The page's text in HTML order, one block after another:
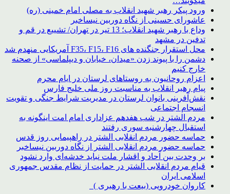
ورود پیکر رهبر شهید انقلاب به مصلی امام خمینی (ره)
عاشورای حسینی از نگاه دوربین نیساخبر
وداع با رهبر شهید انقلاب؛ 13 تیر در تهران/ تشییع در قم و
تدفین در مشهد
محل استقرار جنگنده های F35، F15، F16 آمریکایی منهدم شد
دشمن را با پیوند زدن «میدان، خیابان و دیپلماسی» از صحنه
خارج کنیم
اعزام روحانیون به روستاهای لرستان در ایام محرم
پیام رهبر انقلاب به مناسبت روز ملی خلیج فارس
نقش‌آفرینی بانوان لرستان در مدیریت شرایط جنگی و تقویت
انسجام اجتماعی
مردم الشتر در شب هفدهم عزاداری امام امت اینگونه به
استقبال چهارشنبه سوری رفتند
حماسه حضور مردم انقلابی الشتر در راهپیمایی روز قدس
حماسه حضور مردم انقلابی الشتر از نگاه دوربین نیساخبر
بر وحدت بین آحاد و اقشار ملت نباید خدشه‌ای وارد نشود
قیام مردم انقلابی الشتر در حمایت از نظام مقدس جمهوری
اسلامی ایران
کاروان خودرویی (بیعت با رهبری )